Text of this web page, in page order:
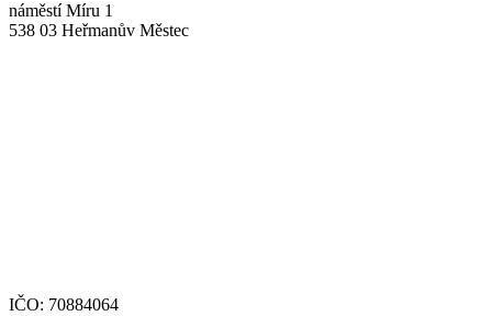
náměstí Míru 1
538 03 Heřmanův Městec
IČO: 70884064